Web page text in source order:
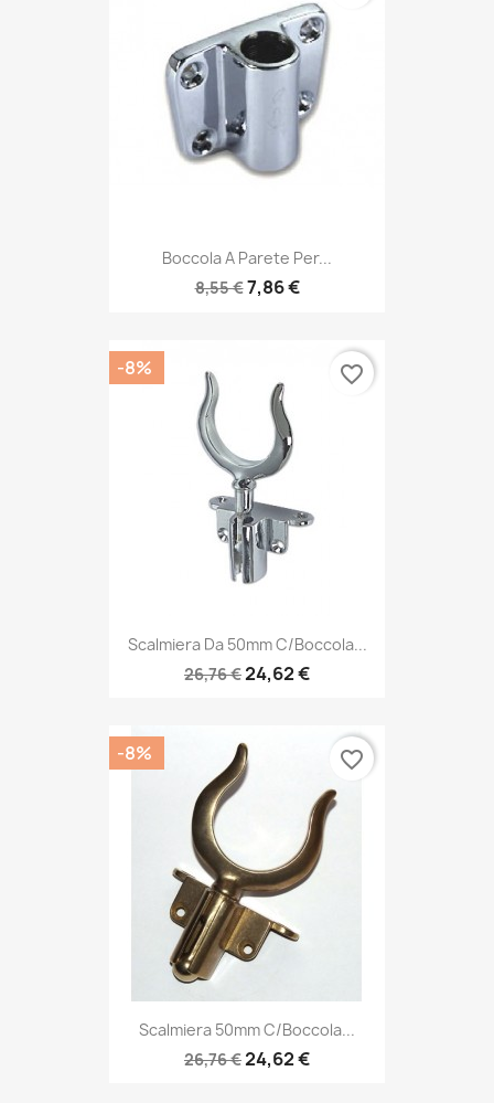
Boccola A Parete Per...
8,55 €7,86 €
Scalmiera Da 50mm C/boccola...
26,76 €24,62 €
-8% favorite_border
Scalmiera 50mm C/boccola...
26,76 €24,62 €
-8% favorite_border